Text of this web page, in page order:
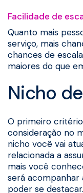
Facilidade de
Quanto mais
serviço, mais
chances de
maiores do que
Nicho
O primeiro
consideração no
nicho você vai
relacionada a
mais você
será acompanhar
poder se